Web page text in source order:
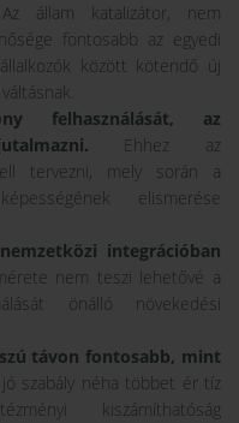
állam katalizátor, nem
fontosabb az egyedi
között kötendő új
felhasználását, az
Ehhez az
tervezni, mely során a
elismerése
integrációban
nem teszi lehetővé a
önálló növekedési
távon fontosabb, mint
jó szabály néha többet ér tíz
kiszámíthatóság